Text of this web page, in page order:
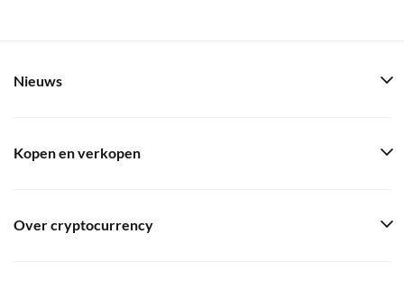
Nieuws
Kopen en verkopen
Over cryptocurrency